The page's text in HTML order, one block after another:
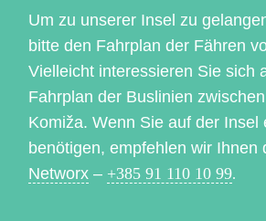
Um zu unserer Insel zu
bitte den Fahrplan der Fähren
Vielleicht interessieren Sie sich
Fahrplan der Buslinien
Komiža. Wenn Sie auf der Insel
benötigen, empfehlen wir
Networx – +385 91 110 10 99.